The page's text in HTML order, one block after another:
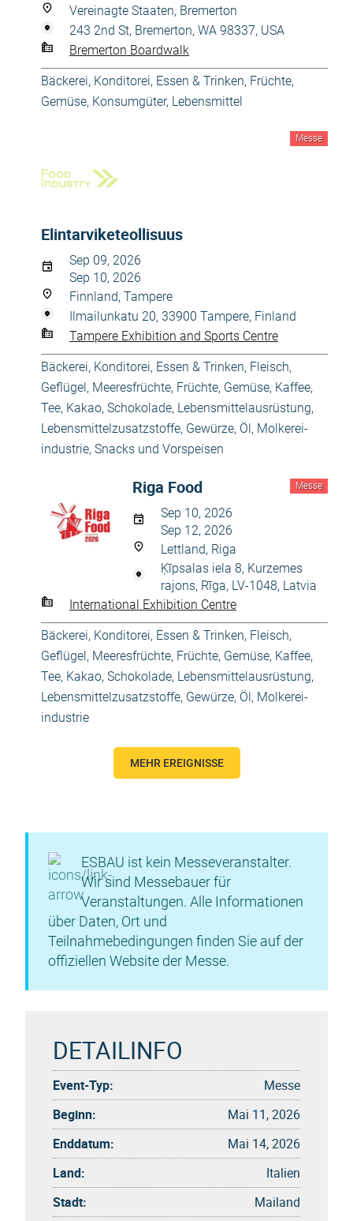
Vereinagte Staaten, Bremerton
243 2nd St, Bremerton, WA 98337, USA
Bremerton Boardwalk
Bäckerei, Konditorei, Essen & Trinken, Früchte,
Gemüse, Konsumgüter, Lebensmittel
Messe
Elintarviketeollisuus
Sep 09, 2026
Sep 10, 2026
Finnland, Tampere
Ilmailunkatu 20, 33900 Tampere, Finland
Tampere Exhibition and Sports Centre
Bäckerei, Konditorei, Essen & Trinken, Fleisch,
Geflügel, Meeresfrüchte, Früchte, Gemüse, Kaffee,
Tee, Kakao, Schokolade, Lebensmittelausrüstung,
Lebensmittelzusatzstoffe, Gewürze, Öl, Molkerei-
industrie, Snacks und Vorspeisen
Messe
Riga Food
Sep 10, 2026
Sep 12, 2026
Lettland, Riga
Ķīpsalas iela 8, Kurzemes
rajons, Rīga, LV-1048, Latvia
International Exhibition Centre
Bäckerei, Konditorei, Essen & Trinken, Fleisch,
Geflügel, Meeresfrüchte, Früchte, Gemüse, Kaffee,
Tee, Kakao, Schokolade, Lebensmittelausrüstung,
Lebensmittelzusatzstoffe, Gewürze, Öl, Molkerei-
industrie
MEHR EREIGNISSE
ESBAU ist kein Messeveranstalter.
Wir sind Messebauer für
Veranstaltungen. Alle Informationen
über Daten, Ort und
Teilnahmebedingungen finden Sie auf der
offiziellen Website der Messe.
DETAILINFO
Event-Typ:
Messe
Beginn:
Mai 11, 2026
Enddatum:
Mai 14, 2026
Land:
Italien
Stadt:
Mailand